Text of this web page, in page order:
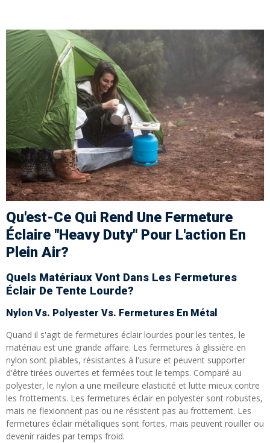
Qu'est-Ce Qui Rend Une Fermeture
Éclaire "Heavy Duty" Pour L'action En
Plein Air?
Quels Matériaux Vont Dans Les Fermetures
Éclair De Tente Lourde?
Nylon Vs. Polyester Vs. Fermetures En Métal
Quand il s'agit de fermetures éclair lourdes pour les tentes, le
matériau est une grande affaire. Les fermetures à glissière en
nylon sont pliables, résistantes à l'usure et peuvent supporter
d'être tirées ouvertes et fermées tout le temps. Comparé au
polyester, le nylon a une meilleure elasticité et lutte mieux contre
les frottements. Les fermetures éclair en polyester sont robustes,
mais ne flexionnent pas ou ne résistent pas au frottement. Les
fermetures éclair métalliques sont fortes, mais peuvent rouiller ou
devenir raides par temps froid.